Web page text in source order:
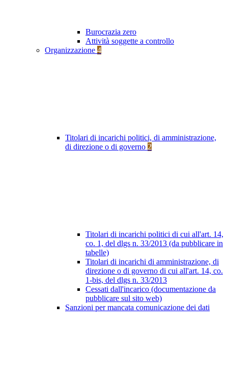
Burocrazia zero
Attività soggette a controllo
Organizzazione 4
Titolari di incarichi politici, di amministrazione,
di direzione o di governo 2
Titolari di incarichi politici di cui all'art. 14,
co. 1, del dlgs n. 33/2013 (da pubblicare in
tabelle)
Titolari di incarichi di amministrazione, di
direzione o di governo di cui all'art. 14, co.
1-bis, del dlgs n. 33/2013
Cessati dall'incarico (documentazione da
pubblicare sul sito web)
Sanzioni per mancata comunicazione dei dati